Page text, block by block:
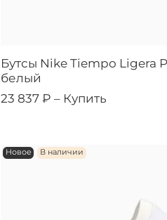
Бутсы Nike Tiempo Ligera
белый
23 837 ₽ – Купить
Новое В наличии